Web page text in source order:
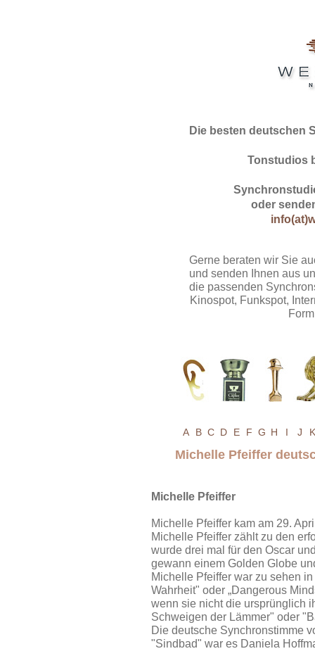
Die besten deutschen
Tonstudios
oder
Gerne beraten wir Sie
und senden Ihnen aus
die passenden
Kinospot, Funkspot,
A B C D E F G H I J K
Michelle Pfeiffer
Michelle Pfeiffer
Michelle Pfeiffer kam am 29.
Michelle Pfeiffer zählt zu den
wurde drei mal für den Oscar
gewann einem Golden Globe
Michelle Pfeiffer war zu sehen
Wahrheit" oder „Dangerous
wenn sie nicht die ursprünglich
Schweigen der Lämmer" oder
Die deutsche Synchronstimme
"Sindbad" war es Daniela